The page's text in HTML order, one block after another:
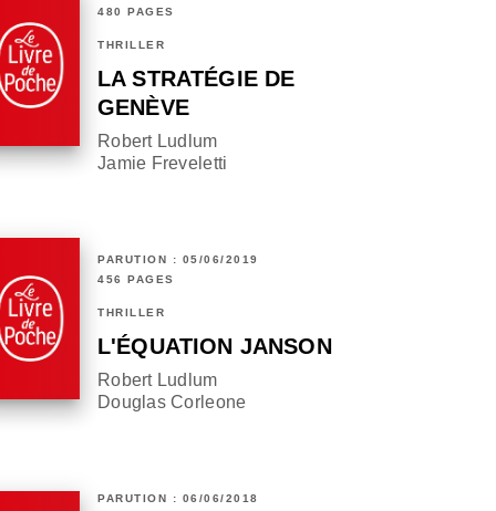
480 PAGES
THRILLER
LA STRATÉGIE DE
GENÈVE
Robert Ludlum
Jamie Freveletti
PARUTION : 05/06/2019
456 PAGES
THRILLER
L'ÉQUATION JANSON
Robert Ludlum
Douglas Corleone
PARUTION : 06/06/2018